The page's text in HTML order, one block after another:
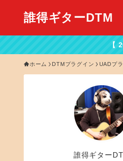
誰得ギターDTM
【 2026年最新DTMセール情報
ホーム DTMプラグイン UADプ
誰得ギター